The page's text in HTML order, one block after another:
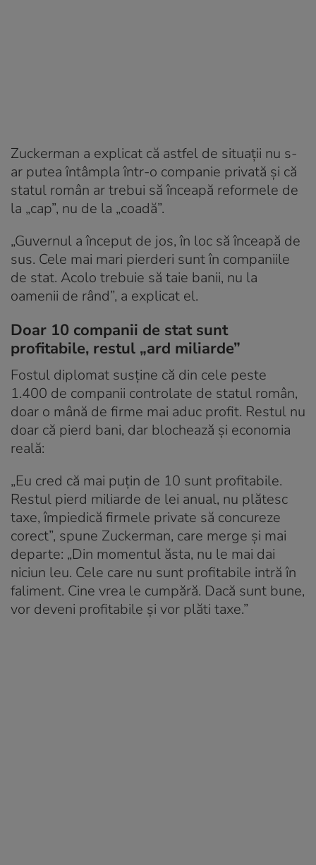
Zuckerman a explicat că astfel de situații nu s-
ar putea întâmpla într-o companie privată și că
statul român ar trebui să înceapă reformele de
la „cap”, nu de la „coadă”.
„Guvernul a început de jos, în loc să înceapă de
sus. Cele mai mari pierderi sunt în companiile
de stat. Acolo trebuie să taie banii, nu la
oamenii de rând”, a explicat el.
Doar 10 companii de stat sunt
profitabile, restul „ard miliarde”
Fostul diplomat susține că din cele peste
1.400 de companii controlate de statul român,
doar o mână de firme mai aduc profit. Restul nu
doar că pierd bani, dar blochează și economia
reală:
„Eu cred că mai puțin de 10 sunt profitabile.
Restul pierd miliarde de lei anual, nu plătesc
taxe, împiedică firmele private să concureze
corect”, spune Zuckerman, care merge și mai
departe: „Din momentul ăsta, nu le mai dai
niciun leu. Cele care nu sunt profitabile intră în
faliment. Cine vrea le cumpără. Dacă sunt bune,
vor deveni profitabile și vor plăti taxe.”